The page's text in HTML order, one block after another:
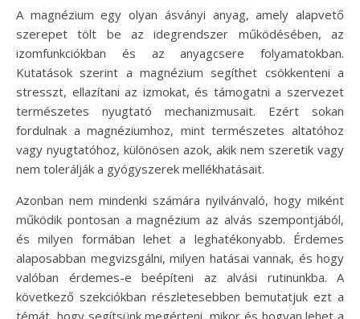
A magnézium egy olyan ásványi anyag, amely alapvető
szerepet tölt be az idegrendszer működésében, az
izomfunkciókban és az anyagcsere folyamatokban.
Kutatások szerint a magnézium segíthet csökkenteni a
stresszt, ellazítani az izmokat, és támogatni a szervezet
természetes nyugtató mechanizmusait. Ezért sokan
fordulnak a magnéziumhoz, mint természetes altatóhoz
vagy nyugtatóhoz, különösen azok, akik nem szeretik vagy
nem tolerálják a gyógyszerek mellékhatásait.
Azonban nem mindenki számára nyilvánvaló, hogy miként
működik pontosan a magnézium az alvás szempontjából,
és milyen formában lehet a leghatékonyabb. Érdemes
alaposabban megvizsgálni, milyen hatásai vannak, és hogy
valóban érdemes-e beépíteni az alvási rutinunkba. A
következő szekciókban részletesebben bemutatjuk ezt a
témát, hogy segítsünk megérteni, mikor és hogyan lehet a